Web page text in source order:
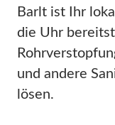
Barlt ist Ihr
die Uhr
und andere
lösen.